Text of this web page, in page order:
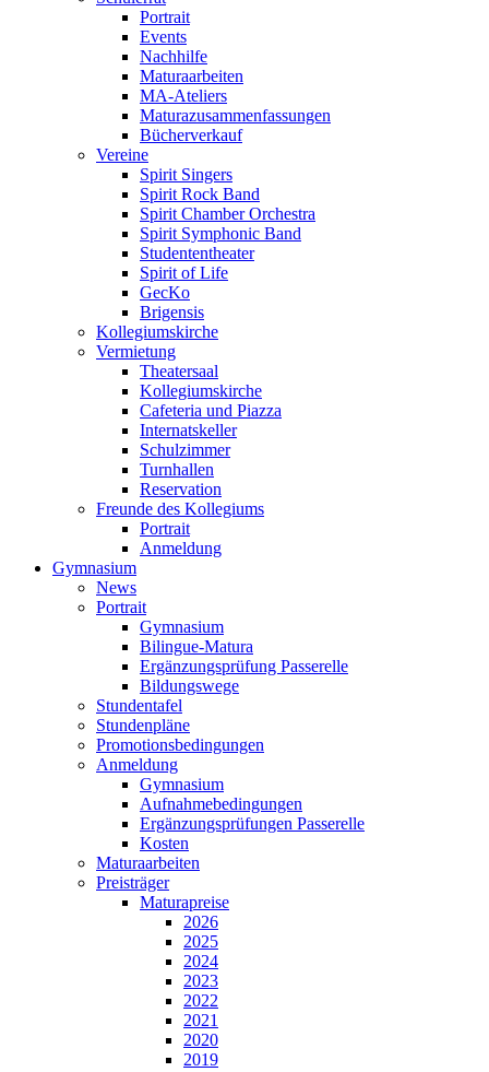
Portrait
Events
Nachhilfe
Maturaarbeiten
MA-Ateliers
Maturazusammenfassungen
Bücherverkauf
Vereine
Spirit Singers
Spirit Rock Band
Spirit Chamber Orchestra
Spirit Symphonic Band
Studententheater
Spirit of Life
GecKo
Brigensis
Kollegiumskirche
Vermietung
Theatersaal
Kollegiumskirche
Cafeteria und Piazza
Internatskeller
Schulzimmer
Turnhallen
Reservation
Freunde des Kollegiums
Portrait
Anmeldung
Gymnasium
News
Portrait
Gymnasium
Bilingue-Matura
Ergänzungsprüfung Passerelle
Bildungswege
Stundentafel
Stundenpläne
Promotionsbedingungen
Anmeldung
Gymnasium
Aufnahmebedingungen
Ergänzungsprüfungen Passerelle
Kosten
Maturaarbeiten
Preisträger
Maturapreise
2026
2025
2024
2023
2022
2021
2020
2019